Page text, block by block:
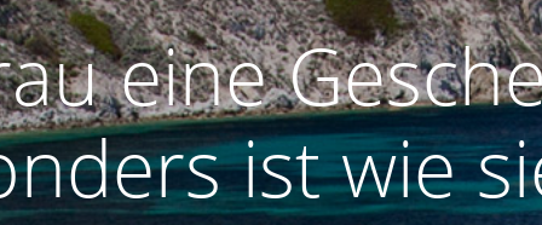
eine
ist wie